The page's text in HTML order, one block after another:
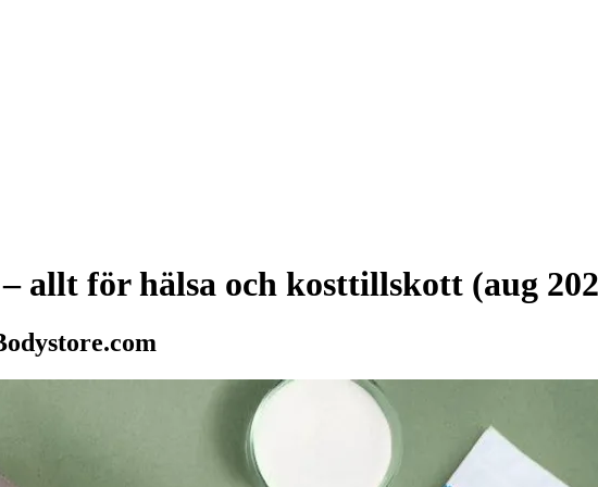
allt för hälsa och kosttillskott (aug